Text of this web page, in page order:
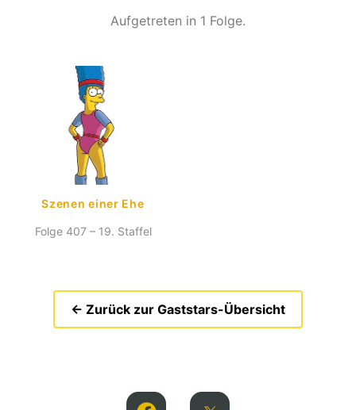
Aufgetreten in 1 Folge.
Szenen einer Ehe
Folge 407 – 19. Staffel
← Zurück zur Gaststars-Übersicht